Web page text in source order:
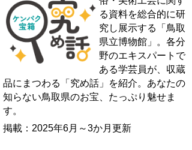
る資料を総合的に研
究し展示する「鳥取
県立博物館」。各分
野のエキスパートで
ある学芸員が、収蔵
品にまつわる「究め話」
を紹介。あなたの
知らない鳥取県のお宝、たっぷり魅せま
す。
掲載：2025年6月～3か月更新